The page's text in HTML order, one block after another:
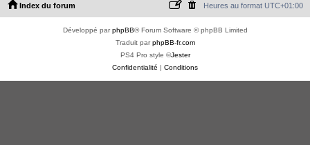
e
Index du forum Heures au format UTC+01:00
Développé parphpBB® Forum Software © phpBB Limited
Traduit parphpBB-fr.com
PS4 Pro style ©Jester
Confidentialité | Conditions